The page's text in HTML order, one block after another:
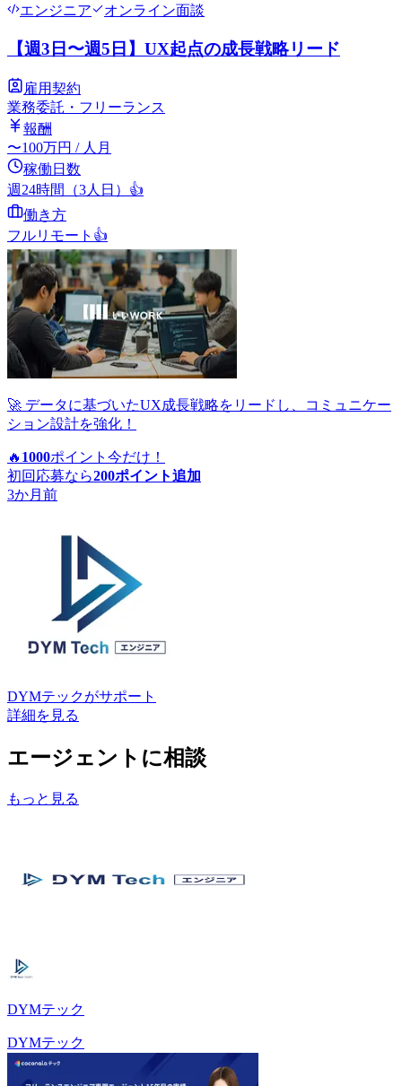
エンジニア
オンライン面談
【週3日〜週5日】UX起点の成長戦略リード
雇用契約
業務委託・フリーランス
報酬
〜100万円 / 人月
稼働日数
週24時間（3人日） 👍
働き方
フルリモート 👍
🚀 データに基づいたUX成長戦略をリードし、コミュニケー
ション設計を強化！
🔥 1000ポイント 今だけ！
初回応募なら200ポイント追加
3か月前
DYMテックがサポート
詳細を見る
エージェントに相談
もっと見る
DYMテック
DYMテック